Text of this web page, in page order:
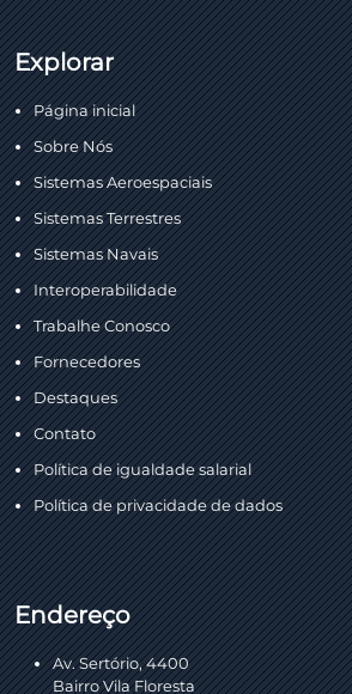
Explorar
Página inicial
Sobre Nós
Sistemas Aeroespaciais
Sistemas Terrestres
Sistemas Navais
Interoperabilidade
Trabalhe Conosco
Fornecedores
Destaques
Contato
Política de igualdade salarial
Política de privacidade de dados
Endereço
Av. Sertório, 4400
Bairro Vila Floresta